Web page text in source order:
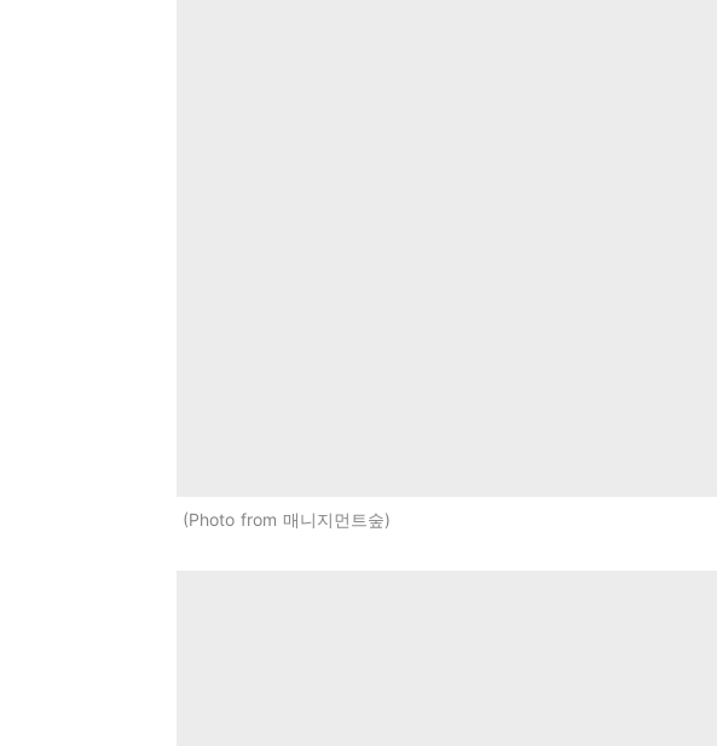
Photo from 매니지먼트숲